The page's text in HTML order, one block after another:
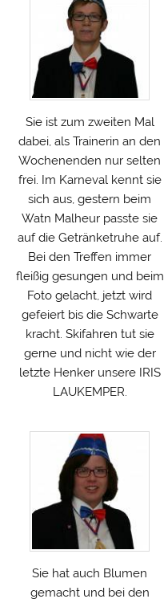
Sie ist zum zweiten Mal
dabei, als Trainerin an den
Wochenenden nur selten
frei. Im Karneval kennt sie
sich aus, gestern beim
Watn Malheur passte sie
auf die Getränketruhe auf.
Bei den Treffen immer
fleißig gesungen und beim
Foto gelacht, jetzt wird
gefeiert bis die Schwarte
kracht. Skifahren tut sie
gerne und nicht wie der
letzte Henker unsere IRIS
LAUKEMPER.
Sie hat auch Blumen
gemacht und bei den